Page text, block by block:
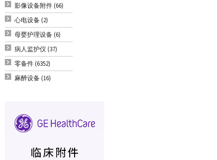
影像设备附件 (66)
心电设备 (2)
母婴护理设备 (6)
病人监护仪 (37)
零备件 (6352)
麻醉设备 (16)